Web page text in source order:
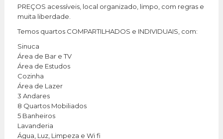
PREÇOS acessíveis, local organizado, limpo, com regras e
muita liberdade.
Temos quartos COMPARTILHADOS e INDIVIDUAIS, com:
Sinuca
Área de Bar e TV
Área de Estudos
Cozinha
Área de Lazer
3 Andares
8 Quartos Mobiliados
5 Banheiros
Lavanderia
Água, Luz, Limpeza e Wi fi